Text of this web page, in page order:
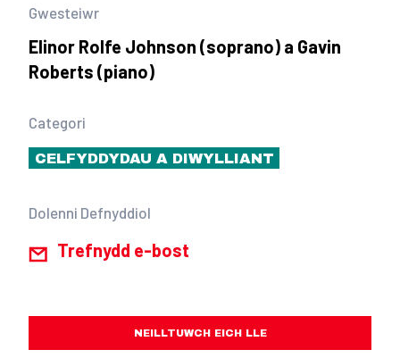
Gwesteiwr
Elinor Rolfe Johnson (soprano) a Gavin
Roberts (piano)
Categori
CELFYDDYDAU A DIWYLLIANT
Dolenni Defnyddiol
Trefnydd e-bost
NEILLTUWCH EICH LLE